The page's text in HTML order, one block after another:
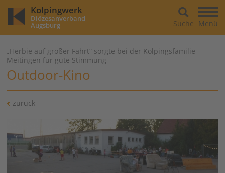
Kolpingwerk
Diözesanverband
Augsburg Menü
Suche
„Herbie auf großer Fahrt“ sorgte bei der Kolpingsfamilie
Meitingen für gute Stimmung
Outdoor-Kino
zurück